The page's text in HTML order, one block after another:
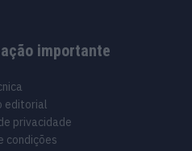
importante
editorial
privacidade
condições